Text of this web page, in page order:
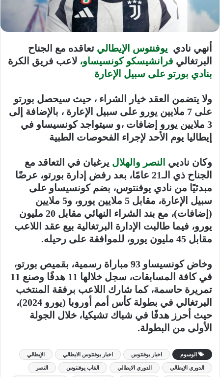
أنهي نادي يوفنتوس الإيطالي تعاقده مع الجناح
البرتغالي فرانشيسكو كونسيساو، لاعب فريق الكرة
بنادي بورتو على سبيل الإعارة
ولا يتضمن العقد خيار الشراء ، حيث سيحصل بورتو
على 7 ملايين يورو على سبيل الإعارة ، بالإضافة إلى
3 ملايين يورو إضافات ،و سيتواجد كونسيساو في
إيطاليا يوم الأحد لإجراء الفحوصات الطبية
وكان ناديي النصر والهلال يرغبان في التعاقد مع
الجناح ذي الـ21 عامًا، بعد رفض إدارة بورتو، عرضًا
مبدئيًا من نادي يوفنتوس، بضم كونسيساو على
سبيل الإعارة، مقابل 5 ملايين يورو، و5 ملايين
(إضافات)، مع بند الشراء النهائي مقابل 20 مليون
يورو، فيما طالبت الإدارة البرتغالية بيع عقد اللاعب
مقابل 45 مليون يورو، للموافقة على رحيله.
وخاض كونسيساو 93 مباراة رسمية، بقميص بورتو،
في كافة المسابقات، سجل خلالها 11 هدفًا وصنع 11
تمريرة حاسمة، كما شارك اللاعب برفقة المنتخب
البرتغالي في بطولة كأس أمم أوروبا (يورو 2024)،
حيث أحرز هدفًا في شباك تشيكيا، خلال الجولة
الأولى من البطولة.
الوسوم اخبار يوفنتوس اخبار يوفنتوس الايطالي الإيطالي
الدوري الإيطالي الدوري الايطالي القاب يوفنتوس النصر